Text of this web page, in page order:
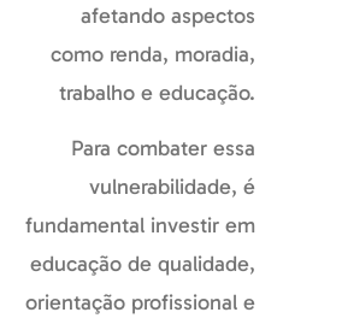
afetando aspectos
como renda, moradia,
trabalho e educação.
Para combater essa
vulnerabilidade, é
fundamental investir em
educação de qualidade,
orientação profissional e